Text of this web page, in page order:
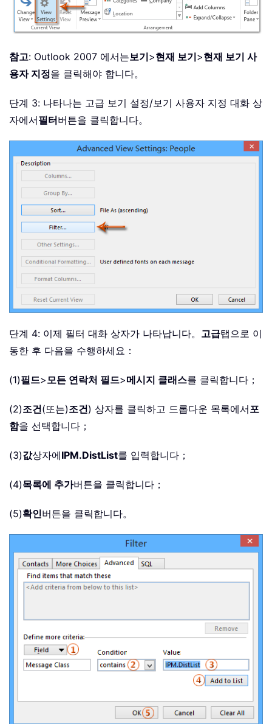
참고: Outlook 2007 에서는보기>현재 보기>현재 보기 사
용자 지정을 클릭해야 합니다。
단계 3: 나타나는 고급 보기 설정/보기 사용자 지정 대화 상
자에서필터버튼을 클릭합니다。
단계 4: 이제 필터 대화 상자가 나타납니다。 고급탭으로 이
동한 후 다음을 수행하세요：
(1)필드>모든 연락처 필드>메시지 클래스를 클릭합니다；
(2)조건(또는)조건) 상자를 클릭하고 드롭다운 목록에서포
함을 선택합니다；
(3)값상자에IPM.DistList를 입력합니다；
(4)목록에 추가버튼을 클릭합니다；
(5)확인버튼을 클릭합니다。